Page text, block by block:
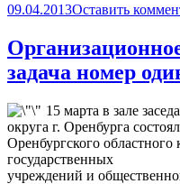
09.04.2013Оставить
задача номер
15 марта в зале
округа г. Оренбурга
Оренбургского
государственных
учреждений и